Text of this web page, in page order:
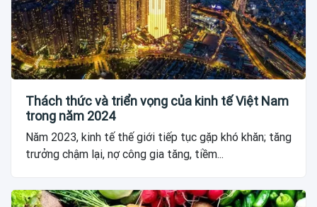
Thách thức và triển vọng của kinh tế Việt Nam
trong năm 2024
Năm 2023, kinh tế thế giới tiếp tục gặp khó khăn; tăng
trưởng chậm lại, nợ công gia tăng, tiềm...